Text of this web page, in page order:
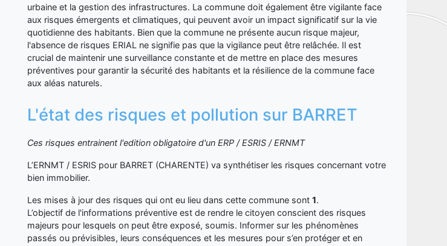
urbaine et la gestion des infrastructures. La commune doit également être vigilante face
aux risques émergents et climatiques, qui peuvent avoir un impact significatif sur la vie
quotidienne des habitants. Bien que la commune ne présente aucun risque majeur,
l'absence de risques ERIAL ne signifie pas que la vigilance peut être relâchée. Il est
crucial de maintenir une surveillance constante et de mettre en place des mesures
préventives pour garantir la sécurité des habitants et la résilience de la commune face
aux aléas naturels.
L'état des risques et pollution sur BARRET
Ces risques entrainent l'edition obligatoire d'un ERP / ESRIS / ERNMT
L’ERNMT / ESRIS pour BARRET (CHARENTE) va synthétiser les risques concernant votre
bien immobilier.
Les mises à jour des risques qui ont eu lieu dans cette commune sont 1.
L’objectif de l'informations préventive est de rendre le citoyen conscient des risques
majeurs pour lesquels on peut être exposé, soumis. Informer sur les phénomènes
passés ou prévisibles, leurs conséquences et les mesures pour s’en protéger et en